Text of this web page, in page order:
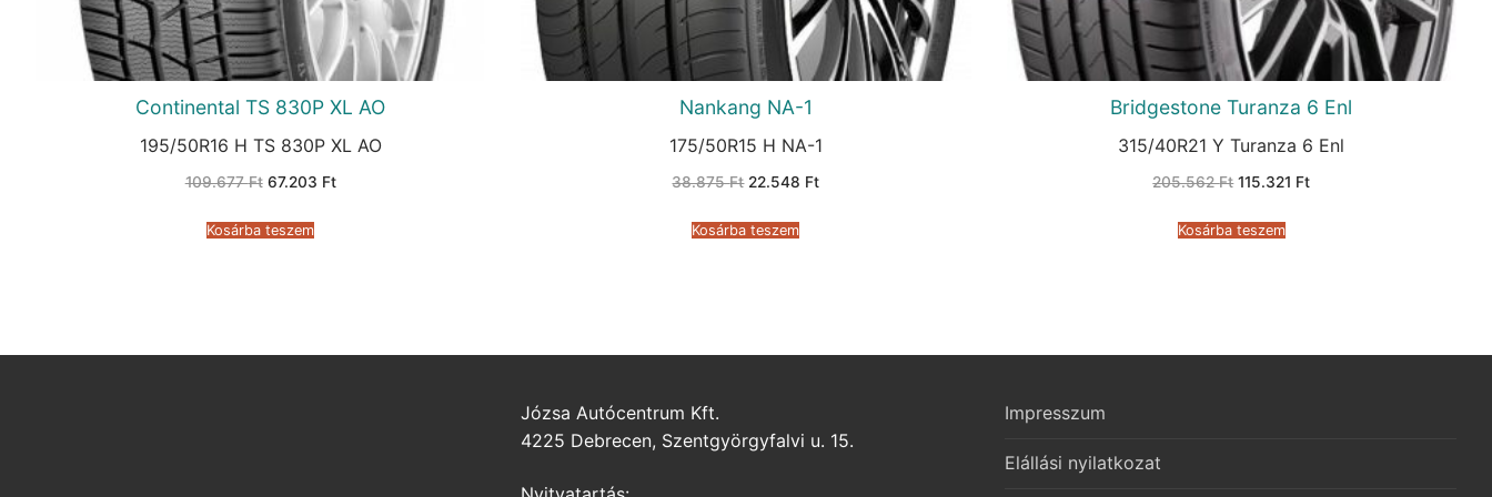
Continental TS 830P XL AO
195/50R16 H TS 830P XL AO
109.677Ft Original
109.677 Ft.
67.203 FtCurrent
Kosárba teszem
Nankang NA-1
175/50R15 H NA-1
38.875Ft Original
38.875 Ft.
22.548 FtCurrent
Kosárba teszem
Bridgestone Turanza 6 Enl
315/40R21 Y Turanza 6 Enl
205.562Ft Original
205.562 Ft.
115.321 FtCurrent
Kosárba teszem
Józsa Autócentrum Kft.
4225 Debrecen, Szentgyörgyfalvi u. 15.
Impresszum
Elállási nyilatkozat